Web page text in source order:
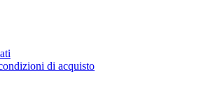
di acquisto